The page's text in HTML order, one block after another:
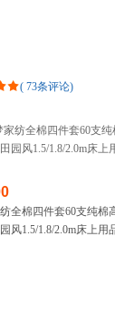
( 73条评论)
全棉四件套60支纯棉
风1.5/1.8/2.0m床上用